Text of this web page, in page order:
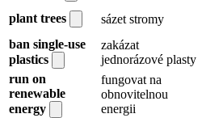
plant trees
sázet stromy
ban single-use
plastics
zakázat
jednorázové plasty
run on
renewable
energy
fungovat na
obnovitelnou
energii